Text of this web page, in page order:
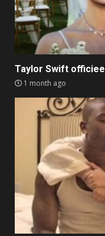
Taylor Swift
1 month ago